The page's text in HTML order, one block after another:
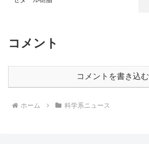
コメント
コメントを書き込む
ホーム 科学系ニュース